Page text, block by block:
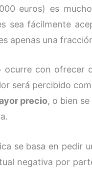
euros) es
sea fácilmente
apenas una
ocurre con ofrecer
será percibido
precio, o bien
se basa en pedir
negativa por